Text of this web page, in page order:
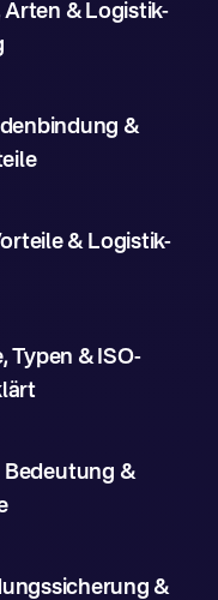
Arten & Logistik-
&
& Logistik-
Typen & ISO-
Bedeutung &
&